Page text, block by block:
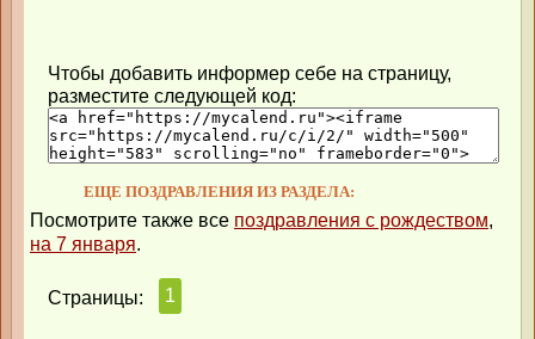
Чтобы добавить информер себе на страницу,
разместите следующей код:
ЕЩЕ ПОЗДРАВЛЕНИЯ ИЗ РАЗДЕЛА:
Посмотрите также все поздравления с рождеством,
на 7 января.
Страницы: 1